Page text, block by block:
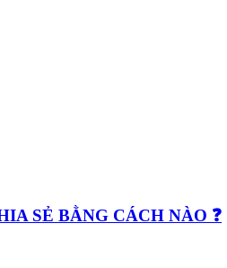
SẺ BẰNG CÁCH NÀO ❓